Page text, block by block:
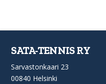
SATA-TENNIS RY
Sarvastonkaari 23
00840 Helsinki